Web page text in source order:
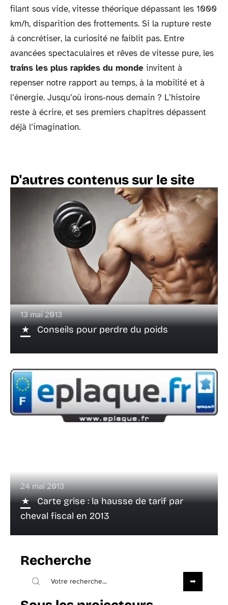
filant sous vide, vitesse théorique dépassant les 1000
km/h, disparition des frottements. Si la rupture reste
à concrétiser, la curiosité ne faiblit pas. Entre
avancées spectaculaires et rêves de vitesse pure, les
trains les plus rapides du monde invitent à
repenser notre rapport au temps, à la mobilité et à
l’énergie. Jusqu’où irons-nous demain ? L’histoire
reste à écrire, et ses premiers chapitres dépassent
déjà l’imagination.
D'autres contenus sur le site
13 mai 2013
Conseils pour perdre du poids
24 mai 2013
Carte grise : la hausse de tarif par
cheval fiscal en 2013
Recherche